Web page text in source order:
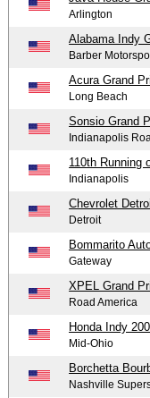
Arlington
Alabama Indy
Barber
Acura Grand
Long Beach
Sonsio Grand
Indianapolis
110th Running
Indianapolis
Chevrolet
Detroit
Bommarito
Gateway
XPEL Grand
Road America
Honda Indy
Mid-Ohio
Borchetta
Nashville